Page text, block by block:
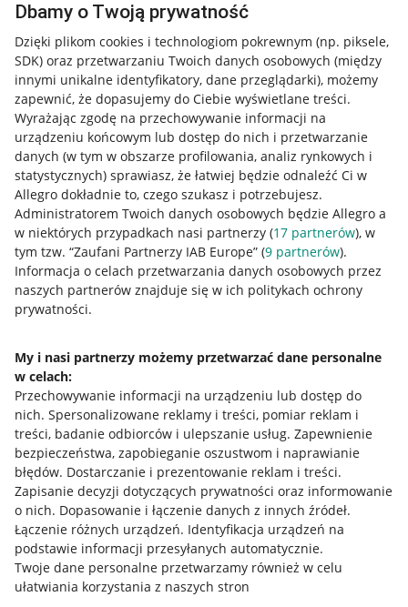
Dbamy o Twoją prywatność
Dzięki plikom cookies i technologiom pokrewnym (np. piksele,
SDK) oraz przetwarzaniu Twoich danych osobowych (między
innymi unikalne identyfikatory, dane przeglądarki), możemy
zapewnić, że dopasujemy do Ciebie wyświetlane treści.
Wyrażając zgodę na przechowywanie informacji na
urządzeniu końcowym lub dostęp do nich i przetwarzanie
danych (w tym w obszarze profilowania, analiz rynkowych i
statystycznych) sprawiasz, że łatwiej będzie odnaleźć Ci w
Allegro dokładnie to, czego szukasz i potrzebujesz.
Administratorem Twoich danych osobowych będzie Allegro a
w niektórych przypadkach nasi partnerzy (17 partnerów), w
tym tzw. “Zaufani Partnerzy IAB Europe” (9 partnerów).
Informacja o celach przetwarzania danych osobowych przez
naszych partnerów znajduje się w ich politykach ochrony
prywatności.
My i nasi partnerzy możemy przetwarzać dane personalne
w celach:
Przechowywanie informacji na urządzeniu lub dostęp do
nich. Spersonalizowane reklamy i treści, pomiar reklam i
treści, badanie odbiorców i ulepszanie usług. Zapewnienie
bezpieczeństwa, zapobieganie oszustwom i naprawianie
błędów. Dostarczanie i prezentowanie reklam i treści.
Zapisanie decyzji dotyczących prywatności oraz informowanie
o nich. Dopasowanie i łączenie danych z innych źródeł.
Łączenie różnych urządzeń. Identyfikacja urządzeń na
podstawie informacji przesyłanych automatycznie.
Twoje dane personalne przetwarzamy również w celu
ułatwiania korzystania z naszych stron
Przydatne informacje
Jak to działa
Allegro Gadane dla sprzedających
Allegro Gadane dla kupujących
Mapa miejscowości
Informacje prawne
Regulamin
Polityka plików "cookies"
Ustawienia plików "cookies"